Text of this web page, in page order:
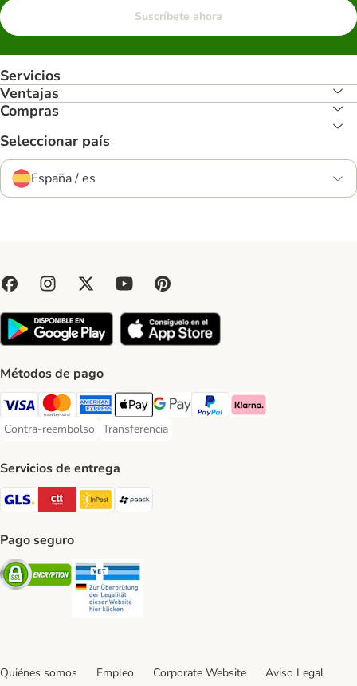
Suscríbete ahora
Servicios
Ventajas
Compras
Seleccionar país
España / es
Métodos de pago
Visa Payment Method
Mastercard Payment Method
American Express Payment Method
Apple Pay Payment Method
Google Pay Payment Method
PayPal Payment Method
Klarna Payment Method
Contra-reembolso
Contra-reembolso Payment Method
Transferencia
Transferencia Payment Method
Servicios de entrega
GLS Shipping Method
CTTExpress Shipping Method
InPost Shipping Method
paack Shipping Method
Pago seguro
Security
Quiénes somos Empleo Corporate Website Aviso Legal